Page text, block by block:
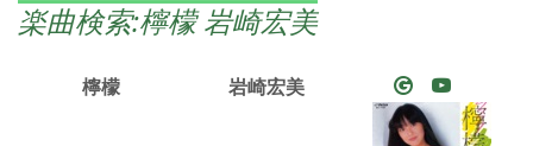
楽曲検索:檸檬 岩崎宏美
檸檬 岩崎宏美